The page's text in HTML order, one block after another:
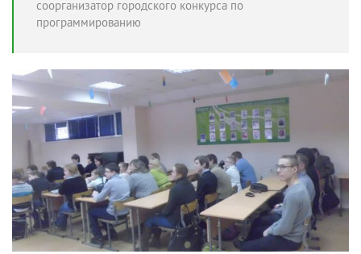
соорганизатор городского конкурса по
программированию